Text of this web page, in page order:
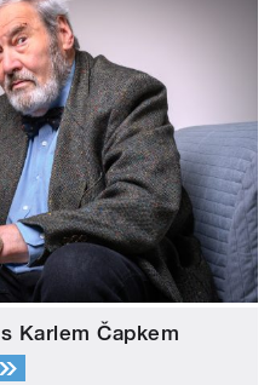
Karlem Čapkem